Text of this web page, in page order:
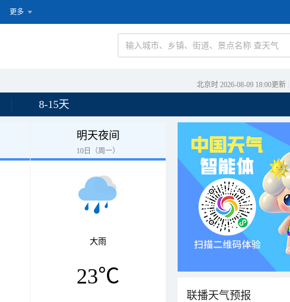
更多
北京时 2026-08-09 18:00更新
8-15天
明天夜间
10日（周一）
大雨
23℃
联播天气预报